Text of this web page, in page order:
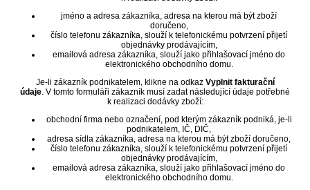
jméno a adresa zákazníka, adresa na kterou má být zboží
doručeno,
číslo telefonu zákazníka, slouží k telefonickému potvrzení přijetí
objednávky prodávajícím,
emailová adresa zákazníka, slouží jako přihlašovací jméno do
elektronického obchodního domu.
Je-li zákazník podnikatelem, klikne na odkaz Vyplnit fakturační
údaje. V tomto formuláři zákazník musí zadat následující údaje potřebné
k realizaci dodávky zboží:
obchodní firma nebo označení, pod kterým zákazník podniká, je-li
podnikatelem, IČ, DIČ,
adresa sídla zákazníka, adresa na kterou má být zboží doručeno,
číslo telefonu zákazníka, slouží k telefonickému potvrzení přijetí
objednávky prodávajícím,
emailová adresa zákazníka, slouží jako přihlašovací jméno do
elektronického obchodního domu.